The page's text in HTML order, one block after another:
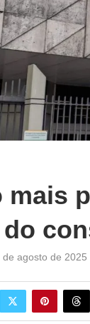
mais
de agosto de 2025